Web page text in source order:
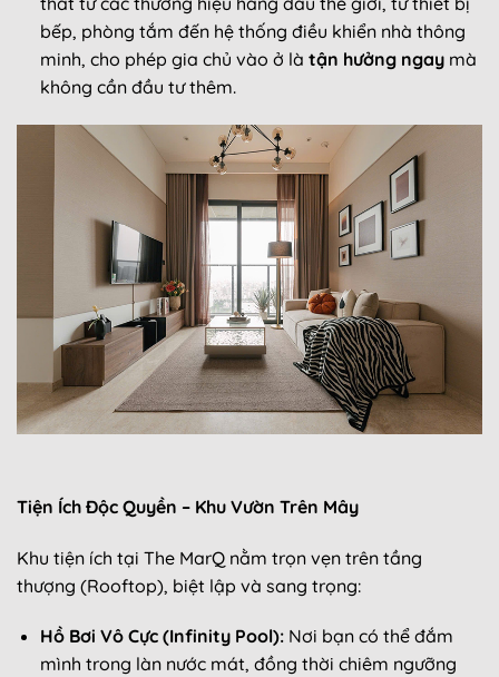
bếp, phòng tắm đến hệ thống điều khiển nhà thông
minh, cho phép gia chủ vào ở là tận hưởng ngaymà
không cần đầu tư thêm.
Tiện Ích Độc Quyền – Khu Vườn Trên Mây
Khu tiện ích tại The MarQ nằm trọn vẹn trên tầng
thượng (Rooftop), biệt lập và sang trọng:
Hồ Bơi Vô Cực (Infinity Pool):Nơi bạn có thể đắm
mình trong làn nước mát, đồng thời chiêm ngưỡng